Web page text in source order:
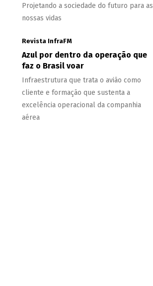
Projetando a sociedade do futuro para as
nossas vidas
Revista InfraFM
Azul por dentro da operação que
faz o Brasil voar
Infraestrutura que trata o avião como
cliente e formação que sustenta a
excelência operacional da companhia
aérea